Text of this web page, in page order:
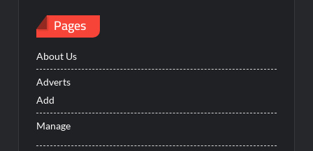
Pages
About Us
Adverts
Add
Manage